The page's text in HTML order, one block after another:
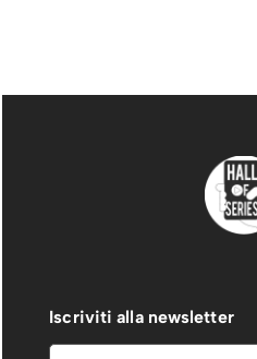
Iscriviti alla newsletter